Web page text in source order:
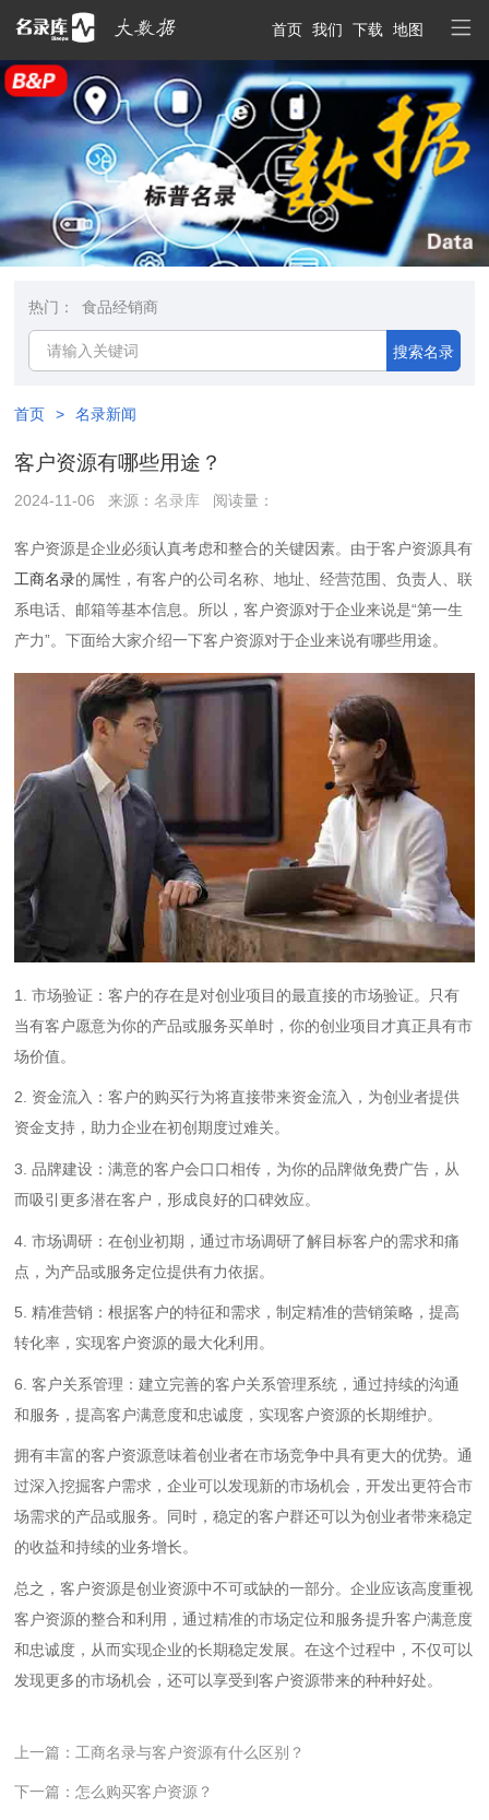
首页 我们 下载 地图
热门： 食品经销商
搜索名录
首页 > 名录新闻
客户资源有哪些用途？
2024-11-06 来源：名录库 阅读量：
客户资源是企业必须认真考虑和整合的关键因素。由于客户资源具有
工商名录的属性，有客户的公司名称、地址、经营范围、负责人、联
系电话、邮箱等基本信息。所以，客户资源对于企业来说是“第一生
产力”。下面给大家介绍一下客户资源对于企业来说有哪些用途。
1. 市场验证：客户的存在是对创业项目的最直接的市场验证。只有
当有客户愿意为你的产品或服务买单时，你的创业项目才真正具有市
场价值。
2. 资金流入：客户的购买行为将直接带来资金流入，为创业者提供
资金支持，助力企业在初创期度过难关。
3. 品牌建设：满意的客户会口口相传，为你的品牌做免费广告，从
而吸引更多潜在客户，形成良好的口碑效应。
4. 市场调研：在创业初期，通过市场调研了解目标客户的需求和痛
点，为产品或服务定位提供有力依据。
5. 精准营销：根据客户的特征和需求，制定精准的营销策略，提高
转化率，实现客户资源的最大化利用。
6. 客户关系管理：建立完善的客户关系管理系统，通过持续的沟通
和服务，提高客户满意度和忠诚度，实现客户资源的长期维护。
拥有丰富的客户资源意味着创业者在市场竞争中具有更大的优势。通
过深入挖掘客户需求，企业可以发现新的市场机会，开发出更符合市
场需求的产品或服务。同时，稳定的客户群还可以为创业者带来稳定
的收益和持续的业务增长。
总之，客户资源是创业资源中不可或缺的一部分。企业应该高度重视
客户资源的整合和利用，通过精准的市场定位和服务提升客户满意度
和忠诚度，从而实现企业的长期稳定发展。在这个过程中，不仅可以
发现更多的市场机会，还可以享受到客户资源带来的种种好处。
上一篇：工商名录与客户资源有什么区别？
下一篇：怎么购买客户资源？